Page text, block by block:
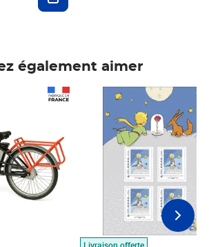
également aimer
Livraison offerte
Prix 7,50€